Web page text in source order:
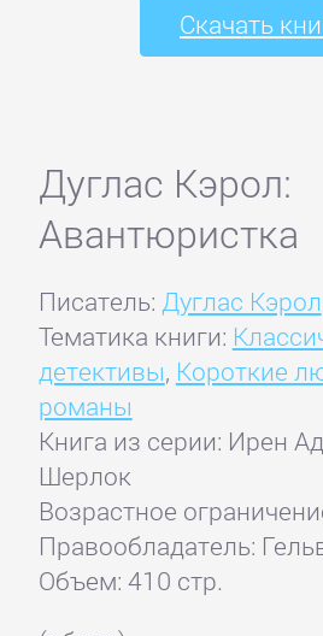
Скачать
Дуглас Кэрол:
Авантюристка
Писатель: Дуглас Кэрол
Тематика книги:
детективы, Короткие
романы
Книга из серии: Ирен
Шерлок
Возрастное
Правообладатель:
Объем: 410 стр.